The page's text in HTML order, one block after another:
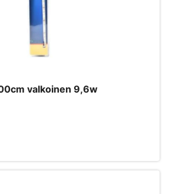
valkoinen 9,6w